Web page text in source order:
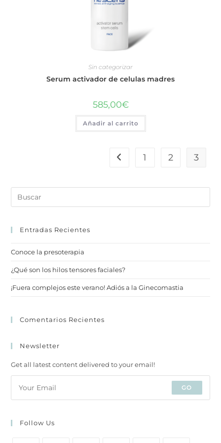
Sin categorizar
Serum activador de celulas madres
585,00€
Añadir al carrito
1 2 3
Entradas Recientes
Conoce la presoterapia
¿Qué son los hilos tensores faciales?
¡Fuera complejos este verano! Adiós a la Ginecomastia
Comentarios Recientes
Newsletter
Get all latest content delivered to your email!
GO
Follow Us